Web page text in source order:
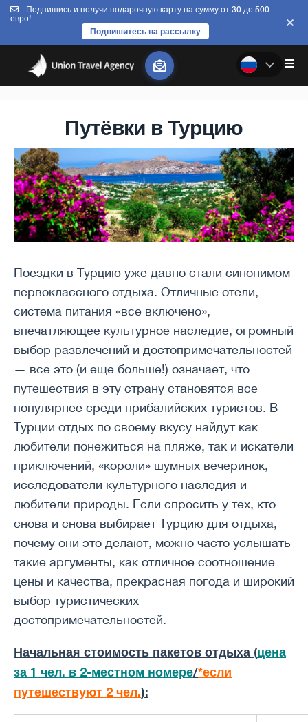
Подпишись и получи подарочную карту на сумму от 30 до 500
евро!
Подпишитесь на рассылку
Путёвки в Турцию
Поездки в Турцию уже давно стали синонимом
первоклассного отдыха. Отличные отели,
система питания «все включено»,
впечатляющее культурное наследие, огромный
выбор развлечений и достопримечательностей
— все это (и еще больше!) означает, что
путешествия в эту страну становятся все
популярнее среди прибалийских туристов. В
Турции отдых по своему вкусу найдут как
любители понежиться на пляже, так и искатели
приключений, «короли» шумных вечеринок,
исследователи культурного наследия и
любители природы. Если спросить у тех, кто
снова и снова выбирает Турцию для отдыха,
почему они это делают, можно часто услышать
такие аргументы, как отличное соотношение
цены и качества, прекрасная погода и широкий
выбор туристических
достопримечательностей.
Начальная стоимость пакетов отдыха (цена
за 1 чел. в 2-местном номере/*если
путешествуют 2 чел.):